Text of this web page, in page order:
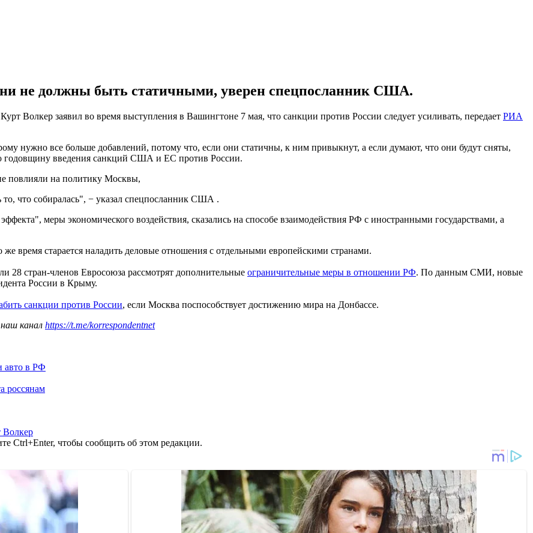
не должны быть статичными, уверен спецпосланник США.
Волкер заявил во время выступления в Вашингтоне 7 мая, что санкции против России следует усиливать, передает РИА
нужно все больше добавлений, потому что, если они статичны, к ним привыкнут, а если думают, что они будут сняты,
годовщину введения санкций США и ЕС против России.
повлияли на политику Москвы,
что собиралась", − указал спецпосланник США .
меры экономического воздействия, сказались на способе взаимодействия РФ с иностранными государствами, а
время старается наладить деловые отношения с отдельными европейскими странами.
28 стран-членов Евросоюза рассмотрят дополнительные ограничительные меры в отношении РФ. По данным СМИ, новые
России в Крыму.
санкции против России, если Москва поспособствует достижению мира на Донбассе.
канал https://t.me/korrespondentnet
авто в РФ
россянам
Волкер
Ctrl+Enter, чтобы сообщить об этом редакции.